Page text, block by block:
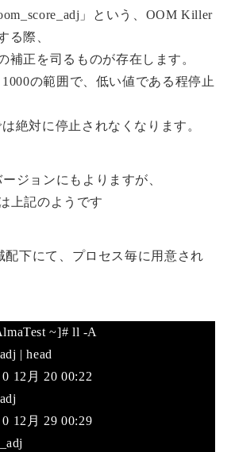
」という、OOM Killer
る際、
補正を司るものが存在します。
の範囲で、低い値である程停止
絶対に停止されなくなります。
ジョンにもよりますが、
上記のようです
配下にて、プロセス毎に用意され
~]# ll -A
| head
12月 20 00:22
12月 29 00:29